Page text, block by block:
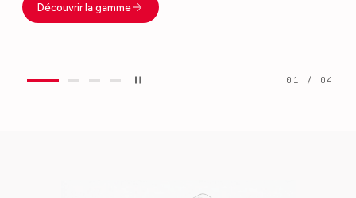
Découvrir la gamme
0 1 / 0 4